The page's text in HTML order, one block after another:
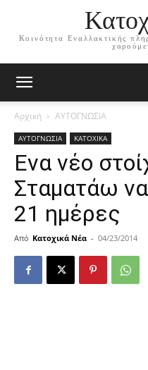
Κοινότητα Εναλλακτικής
Αρχική ΑΥΤΟΓΝΩΣΙΑ
ΑΥΤΟΓΝΩΣΙΑ ΚΑΤΟΧΙΚΑ
Ενα νέο
Σταματάω να
21 ημέρες
Από Κατοχικά Νέα - 04/23/2014